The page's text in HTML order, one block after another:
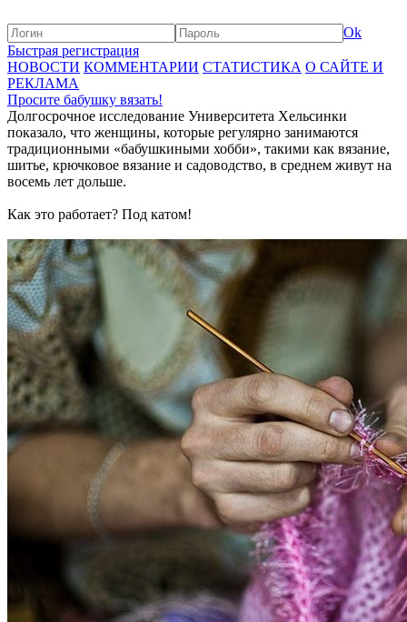
Ok
Быстрая регистрация
НОВОСТИ КОММЕНТАРИИ СТАТИСТИКА О САЙТЕ И
РЕКЛАМА
Просите бабушку вязать!
Долгосрочное исследование Университета Хельсинки
показало, что женщины, которые регулярно занимаются
традиционными «бабушкиными хобби», такими как вязание,
шитье, крючковое вязание и садоводство, в среднем живут на
восемь лет дольше.
Как это работает? Под катом!